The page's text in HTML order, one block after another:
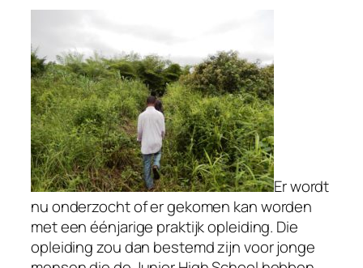
Er wordt
nu onderzocht of er gekomen kan worden
met een éénjarige praktijk opleiding. Die
opleiding zou dan bestemd zijn voor jonge